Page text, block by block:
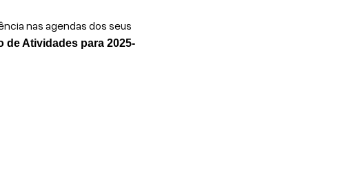
nas agendas dos seus
de Atividades para 2025-